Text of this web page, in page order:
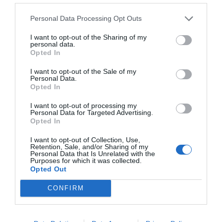
Personal Data Processing Opt Outs
I want to opt-out of the Sharing of my
personal data.
Opted In
I want to opt-out of the Sale of my
Personal Data.
Opted In
I want to opt-out of processing my
Personal Data for Targeted Advertising.
Opted In
I want to opt-out of Collection, Use,
Retention, Sale, and/or Sharing of my
Personal Data that Is Unrelated with the
Purposes for which it was collected.
Opted Out
CONFIRM
A KORMÁNY TÁMOGATÁSÁBÓL A
NEMZETI ÖRÖKSÉG INTÉZETE
KÖLTSÉGVETÉSI KERETTEL, AMELYET A
»NEMZETI SÍRKERT« VÉDELME ALATT KB.
600 HELYSZÍNEN ÁLLÓ, MINTEGY 6500
SÍR KARBANTARTÁSÁRA ÉS
több évre előre ütemezve a feladatokat. A
vagy valamilyen jeles jubileum alkalmából
történhet meg, és a Salgótarjáni utcai zsidó
temetőben található 34 védett sír közül is
felújítunk évente egyet-egyet, de ezen túl sok
mindenre anyagi források híján nincs